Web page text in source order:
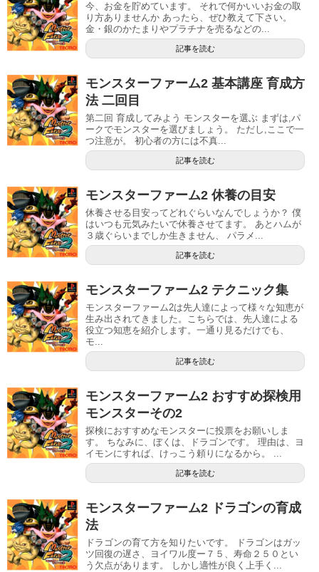
今、お金を貯めています。 それで何かいいお金の取
り方ありませんか あったら、ぜひ教えて下さい。
金・銀のかたまりやプラチナを売るなどの...
記事を読む
モンスターファーム2 基本講座 育成方
法 二回目
第二回 育成してみよう モンスターを選ぶ まずは,パ
ークでモンスターを選びましょう。 ただし,ここで一
つ注意が。 初心者の方には不真...
記事を読む
モンスターファーム2 休養の目安
休養させる目安ってどれぐらいなんでしょうか？ 僕
はいつも元気みたいで休養させてます。 あとハムが
３歳ぐらいまでしか生きません、 パラメ...
記事を読む
モンスターファーム2 テクニック集
モンスターファーム2は先人達によって様々な知恵が
生み出されてきました。こちらでは、先人達による
役立つ知恵を紹介します。一通り見るだけでも、
モ...
記事を読む
モンスターファーム2 おすすめ探検用
モンスターその2
探検におすすめなモンスターに投票をお願いしま
す。 ちなみに、ぼくは、ドラゴンです。 理由は、ヨ
イモンにすれば、けっこう頼りになるから。 ...
記事を読む
モンスターファーム2 ドラゴンの育成
法
ドラゴンの育て方を知りたいです。 ドラゴンはガッ
ツ回復の遅さ、ヨイワル度ー７５、寿命２５０とい
う欠点があります。 しかし適性が良く上手く...